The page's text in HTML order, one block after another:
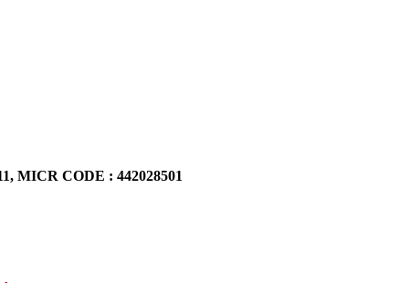
MICR CODE : 442028501